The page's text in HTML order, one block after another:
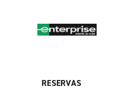
RESERVAS